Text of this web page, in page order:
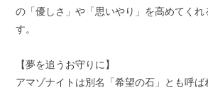
の「優しさ」や「思いやり」を高めてくれ
す。
【夢を追うお守りに】
アマゾナイトは別名「希望の石」とも呼ば